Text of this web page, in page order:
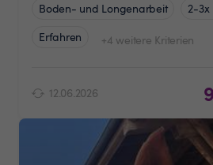
Boden- und Longenarbeit
2-3x
Erfahren
+4 weitere Kriterien
12.06.2026